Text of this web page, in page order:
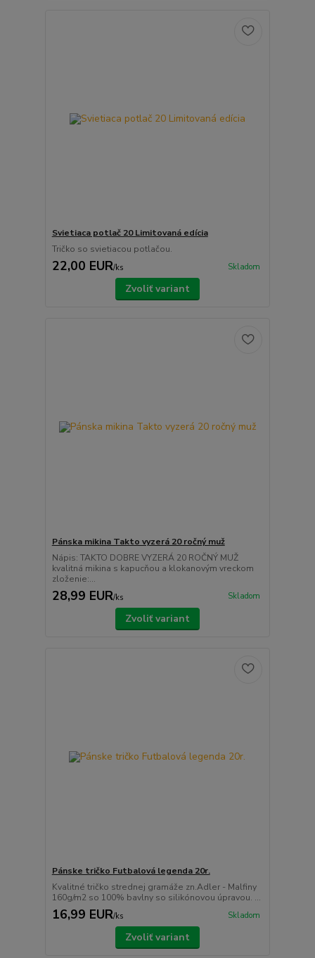
Svietiaca potlač 20 Limitovaná edícia
Tričko so svietiacou potlačou.
22,00 EUR/ks Skladom
Zvoliť variant
Pánska mikina Takto vyzerá 20 ročný muž
Nápis: TAKTO DOBRE VYZERÁ 20 ROČNÝ MUŽ
kvalitná mikina s kapucňou a klokanovým vreckom
zloženie:...
28,99 EUR/ks Skladom
Zvoliť variant
Pánske tričko Futbalová legenda 20r.
Kvalitné tričko strednej gramáže zn.Adler - Malfiny
160g/m2 so 100% bavlny so silikónovou úpravou. ...
16,99 EUR/ks Skladom
Zvoliť variant